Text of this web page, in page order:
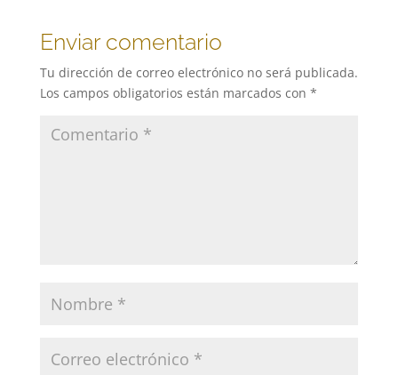
Enviar comentario
Tu dirección de correo electrónico no será publicada.
Los campos obligatorios están marcados con *